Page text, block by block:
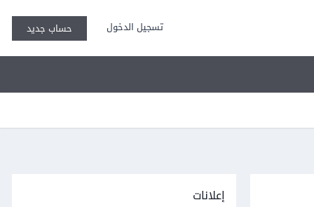
تسجيل الدخول حساب جديد
إعلانات